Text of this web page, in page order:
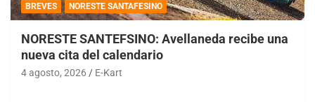
BREVES NORESTE SANTAFESINO
NORESTE SANTEFSINO: Avellaneda recibe una
nueva cita del calendario
4 agosto, 2026 E-Kart